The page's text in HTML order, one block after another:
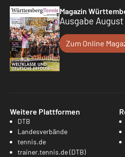
Magazin
Ausgabe
Zum Online
Weitere Plattformen
DTB
Landesverbände
tennis.de
trainer.tennis.de (DTB)